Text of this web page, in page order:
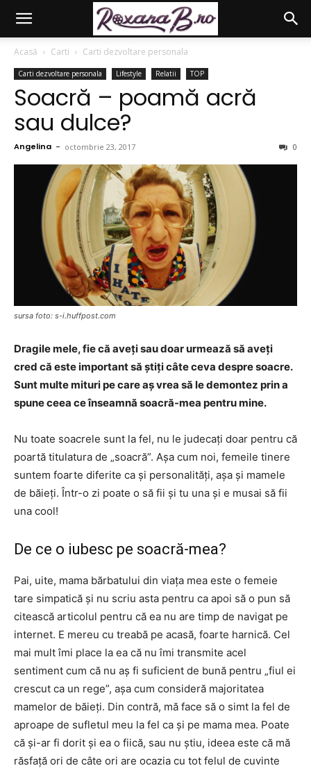
Acasă Carti Carti dezvoltare personala
Carti dezvoltare personala Lifestyle Relatii TOP
Soacră – poamă acră
sau dulce?
Angelina - octombrie 23, 2017 0
sursa foto: s-i.huffpost.com
Dragile mele, fie că aveți sau doar urmează să aveți
cred că este important să știți câte ceva despre soacre.
Sunt multe mituri pe care aș vrea să le demontez prin a
spune ceea ce înseamnă soacră-mea pentru mine.
Nu toate soacrele sunt la fel, nu le judecați doar pentru că
poartă titulatura de „soacră”. Așa cum noi, femeile tinere
suntem foarte diferite ca și personalități, așa și mamele
de băieți. Într-o zi poate o să fii și tu una și e musai să fii
una cool!
De ce o iubesc pe soacră-mea?
Pai, uite, mama bărbatului din viața mea este o femeie
tare simpatică și nu scriu asta pentru ca apoi să o pun să
citească articolul pentru că ea nu are timp de navigat pe
internet. E mereu cu treabă pe acasă, foarte harnică. Cel
mai mult îmi place la ea că nu îmi transmite acel
sentiment cum că nu aș fi suficient de bună pentru „fiul ei
crescut ca un rege”, așa cum consideră majoritatea
mamelor de băieți. Din contră, mă face să o simt la fel de
aproape de sufletul meu la fel ca și pe mama mea. Poate
că și-ar fi dorit și ea o fiică, sau nu știu, ideea este că mă
răsfață ori de câte ori are ocazia cu tot felul de cuvinte